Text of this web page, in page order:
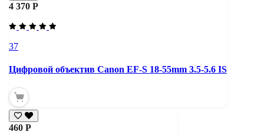
4 370 Р
37
Цифровой объектив Canon EF-S 18-55mm 3.5-5.6 IS
460 Р